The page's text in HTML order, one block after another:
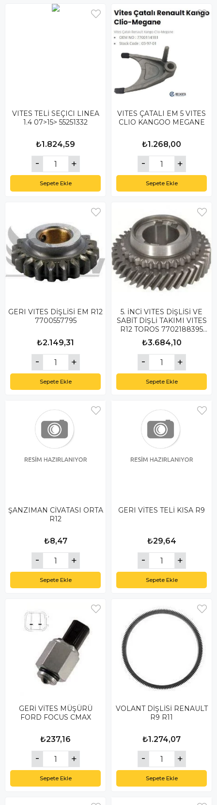
VITES TELİ SEÇICI LINEA
1.4 07>15> 55251332
₺1.824,59
Sepete Ekle
VITES ÇATALI EM 5 VITES
CLIO KANGOO MEGANE
₺1.268,00
Sepete Ekle
GERI VITES DİŞLİSİ EM R12
7700557795
₺2.149,31
Sepete Ekle
5. İNCİ VITES DİŞLİSİ VE
SABİT DİŞLİ TAKIMI VITES
R12 TOROS 7702188395
702188396
₺3.684,10
Sepete Ekle
ŞANZIMAN CİVATASI ORTA
R12
₺8,47
Sepete Ekle
GERI VİTES TELİ KISA R9
₺29,64
Sepete Ekle
GERİ VİTES MÜŞÜRÜ
FORD FOCUS CMAX
₺237,16
Sepete Ekle
VOLANT DİŞLİSİ RENAULT
R9 R11
₺1.274,07
Sepete Ekle